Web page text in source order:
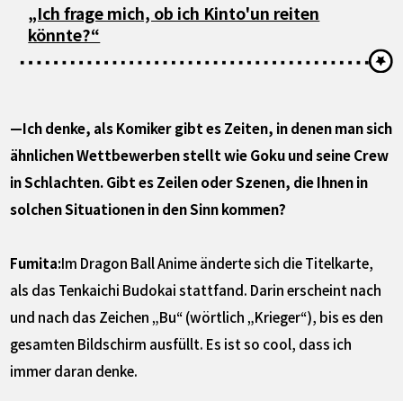
„Ich frage mich, ob ich Kinto'un reiten
könnte?“
—Ich denke, als Komiker gibt es Zeiten, in denen man sich
ähnlichen Wettbewerben stellt wie Goku und seine Crew
in Schlachten. Gibt es Zeilen oder Szenen, die Ihnen in
solchen Situationen in den Sinn kommen?
Fumita:Im Dragon Ball Anime änderte sich die Titelkarte,
als das Tenkaichi Budokai stattfand. Darin erscheint nach
und nach das Zeichen „Bu“ (wörtlich „Krieger“), bis es den
gesamten Bildschirm ausfüllt. Es ist so cool, dass ich
immer daran denke.